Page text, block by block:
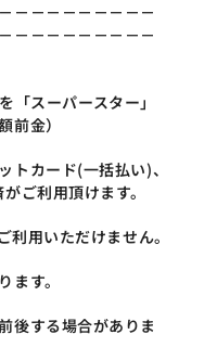
－－－－－－－－－
－－－－－－－－－
「スーパースター」
前金）
トカード(一括払い)、
ご利用頂けます。
利用いただけません。
ます。
後する場合がありま